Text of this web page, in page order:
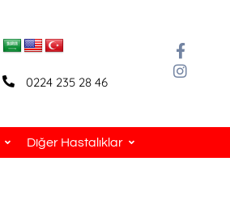
0224 235 28 46
Diğer Hastalıklar